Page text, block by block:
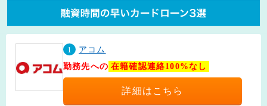
1
アコム
勤務先への 在籍確認連絡100%なし
詳細はこちら